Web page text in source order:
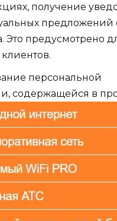
получение
предложений
Это предусмотрено
персональной
содержащейся в